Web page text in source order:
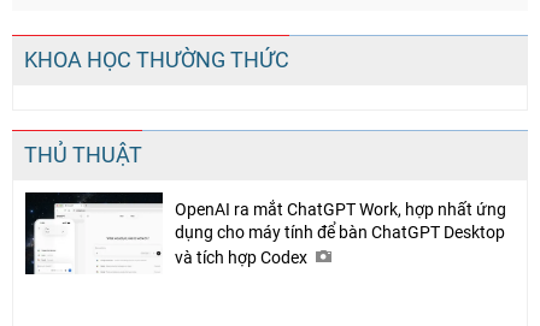
KHOA HỌC THƯỜNG THỨC
THỦ THUẬT
OpenAI ra mắt ChatGPT Work, hợp nhất ứng
dụng cho máy tính để bàn ChatGPT Desktop
và tích hợp Codex